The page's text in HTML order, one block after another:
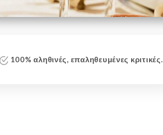
100% αληθινές, επαληθευμένες κριτικές.